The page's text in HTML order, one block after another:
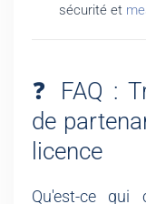
sécurité et
❓ FAQ :
de
licence
Qu'est-ce qui